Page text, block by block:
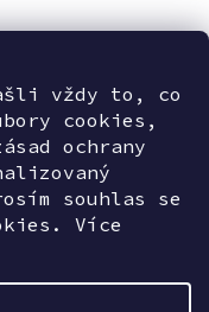
vždy to, co
cookies,
ochrany
souhlas se
Více